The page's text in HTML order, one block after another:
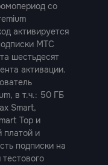
со
активируется
МТС
шестьдесят
активации.
в т.ч.: 50 ГБ
Smart,
Top и
платой и
подписки на